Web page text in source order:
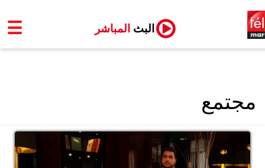
☰ البث المباشر
مجتمع